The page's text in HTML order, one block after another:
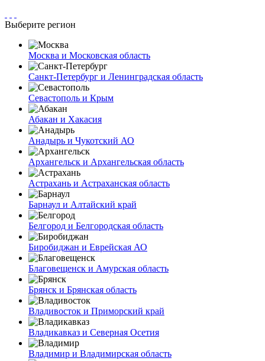
Выберите регион
Москва и Московская область
Санкт-Петербург и Ленинградская область
Севастополь и Крым
Абакан и Хакасия
Анадырь и Чукотский АО
Архангельск и Архангельская область
Астрахань и Астраханская область
Барнаул и Алтайский край
Белгород и Белгородская область
Биробиджан и Еврейская АО
Благовещенск и Амурская область
Брянск и Брянская область
Владивосток и Приморский край
Владикавказ и Северная Осетия
Владимир и Владимирская область